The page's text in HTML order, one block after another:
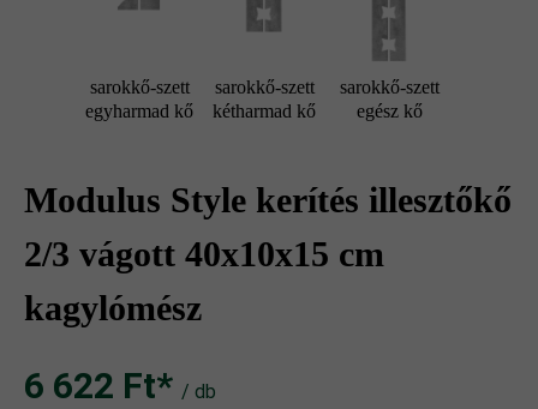
sarokkő-szett
egyharmad kő
sarokkő-szett
kétharmad kő
sarokkő-szett
egész kő
Modulus Style kerítés illesztőkő
2/3 vágott 40x10x15 cm
kagylómész
6 622 Ft‎‎‎* / db